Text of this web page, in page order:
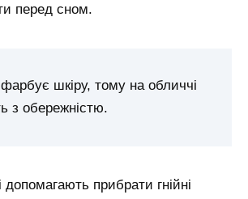
перед сном.
фарбує шкіру, тому на обличчі
з обережністю.
допомагають прибрати гнійні